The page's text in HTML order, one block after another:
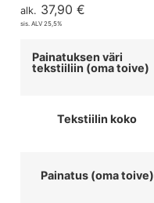
alk. 37,90 €
sis. ALV 25,5%
Painatuksen väri
tekstiiliin (oma toive)
Tekstiilin koko
Painatus (oma toive)